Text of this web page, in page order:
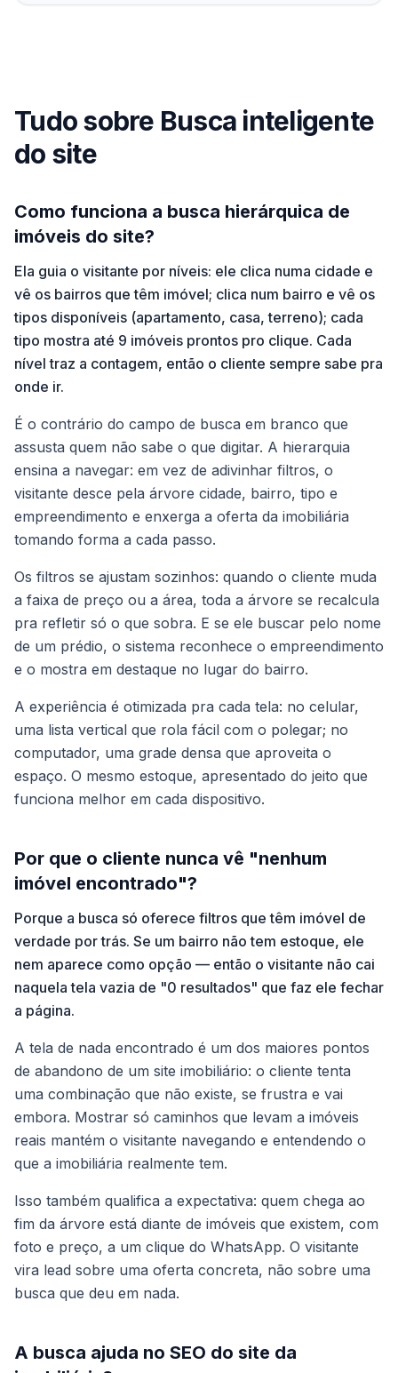
Tudo sobre Busca inteligente
do site
Como funciona a busca hierárquica de
imóveis do site?
Ela guia o visitante por níveis: ele clica numa cidade e
vê os bairros que têm imóvel; clica num bairro e vê os
tipos disponíveis (apartamento, casa, terreno); cada
tipo mostra até 9 imóveis prontos pro clique. Cada
nível traz a contagem, então o cliente sempre sabe pra
onde ir.
É o contrário do campo de busca em branco que
assusta quem não sabe o que digitar. A hierarquia
ensina a navegar: em vez de adivinhar filtros, o
visitante desce pela árvore cidade, bairro, tipo e
empreendimento e enxerga a oferta da imobiliária
tomando forma a cada passo.
Os filtros se ajustam sozinhos: quando o cliente muda
a faixa de preço ou a área, toda a árvore se recalcula
pra refletir só o que sobra. E se ele buscar pelo nome
de um prédio, o sistema reconhece o empreendimento
e o mostra em destaque no lugar do bairro.
A experiência é otimizada pra cada tela: no celular,
uma lista vertical que rola fácil com o polegar; no
computador, uma grade densa que aproveita o
espaço. O mesmo estoque, apresentado do jeito que
funciona melhor em cada dispositivo.
Por que o cliente nunca vê "nenhum
imóvel encontrado"?
Porque a busca só oferece filtros que têm imóvel de
verdade por trás. Se um bairro não tem estoque, ele
nem aparece como opção — então o visitante não cai
naquela tela vazia de "0 resultados" que faz ele fechar
a página.
A tela de nada encontrado é um dos maiores pontos
de abandono de um site imobiliário: o cliente tenta
uma combinação que não existe, se frustra e vai
embora. Mostrar só caminhos que levam a imóveis
reais mantém o visitante navegando e entendendo o
que a imobiliária realmente tem.
Isso também qualifica a expectativa: quem chega ao
fim da árvore está diante de imóveis que existem, com
foto e preço, a um clique do WhatsApp. O visitante
vira lead sobre uma oferta concreta, não sobre uma
busca que deu em nada.
A busca ajuda no SEO do site da